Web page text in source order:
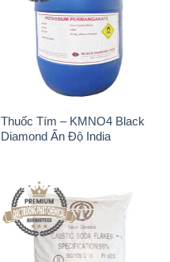
Thuốc Tím – KMNO4 Black
Diamond Ấn Độ India